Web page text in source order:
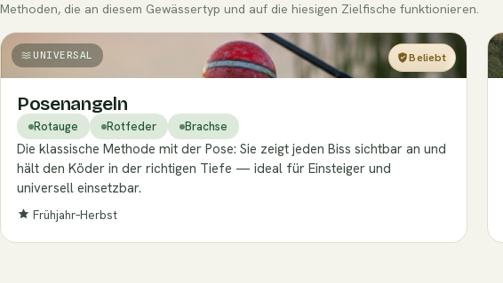
Methoden, die an diesem Gewässertyp und auf die hiesigen Zielfische funktionieren.
UNIVERSAL Beliebt
Einsteiger
Posenangeln
Rotauge Rotfeder Brachse
Die klassische Methode mit der Pose: Sie zeigt jeden Biss sichtbar an und
hält den Köder in der richtigen Tiefe — ideal für Einsteiger und
universell einsetzbar.
Frühjahr–Herbst